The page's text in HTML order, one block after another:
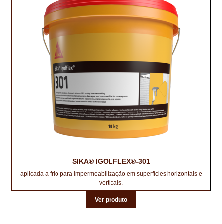
SIKA® IGOLFLEX®-301
aplicada a frio para impermeabilização em superfícies horizontais e
verticais.
Ver produto